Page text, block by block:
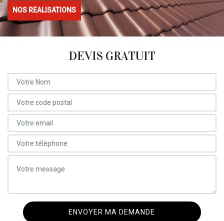
NOS REALISATIONS
DEVIS GRATUIT